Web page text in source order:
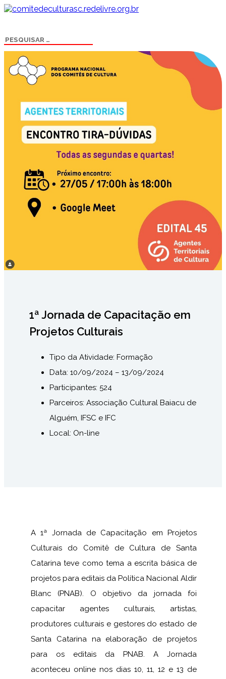
1ª Jornada de Capacitação em
Projetos Culturais
Tipo da Atividade: Formação
Data: 10/09/2024 – 13/09/2024
Participantes: 524
Parceiros: Associação Cultural Baiacu de
Alguém, IFSC e IFC
Local: On-line
A 1ª Jornada de Capacitação em Projetos
Culturais do Comitê de Cultura de Santa
Catarina teve como tema a escrita básica de
projetos para editais da Política Nacional Aldir
Blanc (PNAB). O objetivo da jornada foi
capacitar agentes culturais, artistas,
produtores culturais e gestores do estado de
Santa Catarina na elaboração de projetos
para os editais da PNAB. A Jornada
aconteceu online nos dias 10, 11, 12 e 13 de